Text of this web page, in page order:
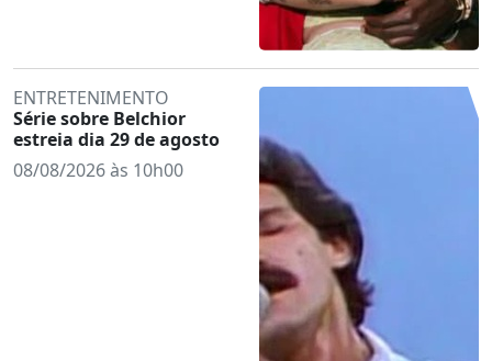
ENTRETENIMENTO
Série sobre Belchior
estreia dia 29 de agosto
08/08/2026 às 10h00